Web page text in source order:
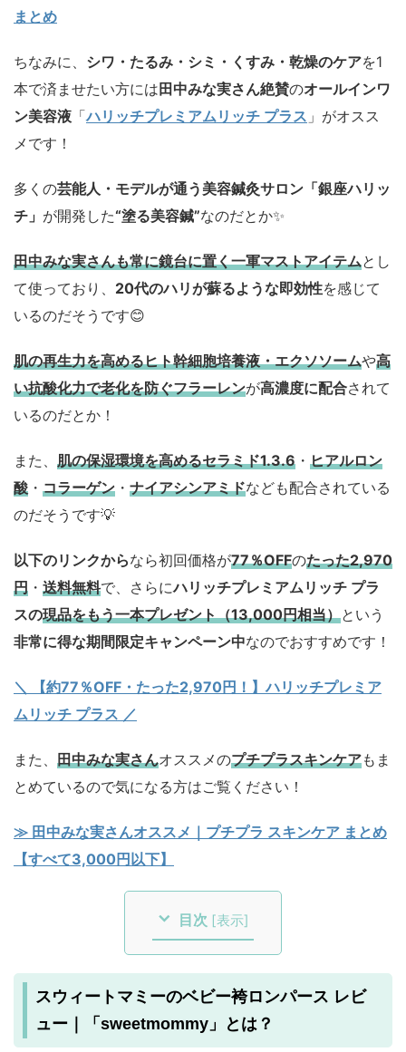
まとめ
ちなみに、 シワ・たるみ・シミ・くすみ・乾燥のケアを1
本で済ませたい方には 田中みな実さん絶賛のオールインワ
ン美容液 「ハリッチプレミアムリッチ プラス 」がオスス
メです！
多くの芸能人・モデルが通う美容鍼灸サロン「銀座ハリッ
チ」 が開発した“塗る美容鍼”なのだとか✨
田中みな実さんも常に鏡台に置く一軍マストアイテムとし
て使っており、 20代のハリが蘇るような即効性を感じて
いるのだそうです😊
肌の再生力を高めるヒト幹細胞培養液・エクソソームや高
い抗酸化力で老化を防ぐフラーレンが高濃度に配合されて
いるのだとか！
また、 肌の保湿環境を高めるセラミド1.3.6 ・ ヒアルロン
酸 ・ コラーゲン ・ ナイアシンアミドなども配合されている
のだそうです💡
以下のリンクからなら初回価格が77％OFFのたった2,970
円 ・ 送料無料で、さらにハリッチプレミアムリッチ プラ
スの現品をもう一本プレゼント（13,000円相当）という
非常に得な期間限定キャンペーン中なのでおすすめです！
＼ 【約77％OFF・たった2,970円！】ハリッチプレミア
ムリッチ プラス ／
また、 田中みな実さんオススメのプチプラスキンケアもま
とめているので気になる方はご覧ください！
≫ 田中みな実さんオススメ｜プチプラ スキンケア まとめ
【すべて3,000円以下】
目次 [表示]
スウィートマミーのベビー袴ロンパース レビ
ュー｜「sweetmommy」とは？